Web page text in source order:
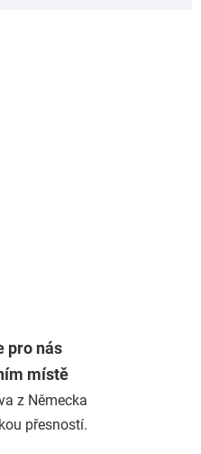
pro nás
místě
z Německa
přesností.